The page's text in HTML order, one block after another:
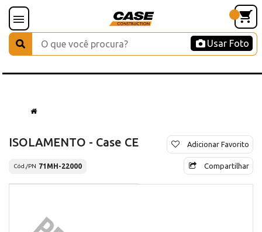
Usar Foto
ISOLAMENTO - Case CE
Cód./PN 71MH-22000
Adicionar Favorito
Compartilhar